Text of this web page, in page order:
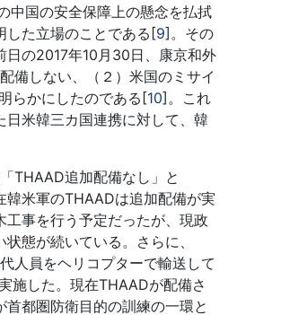
中国の安全保障上の懸念を払拭
した立場のことである[9]。その
日の2017年10月30日、康京和外
備しない、（２）米国のミサイ
らかにしたのである[10]。これ
米韓三カ国連携に対して、韓
THAAD追加配備なし」と
韓米軍のTHAADは追加配備が実
事を行う予定だったが、現政
態が続いている。さらに、
人員をヘリコプターで輸送して
施した。現在THAADが配備さ
都圏防衛目的の訓練の一環と